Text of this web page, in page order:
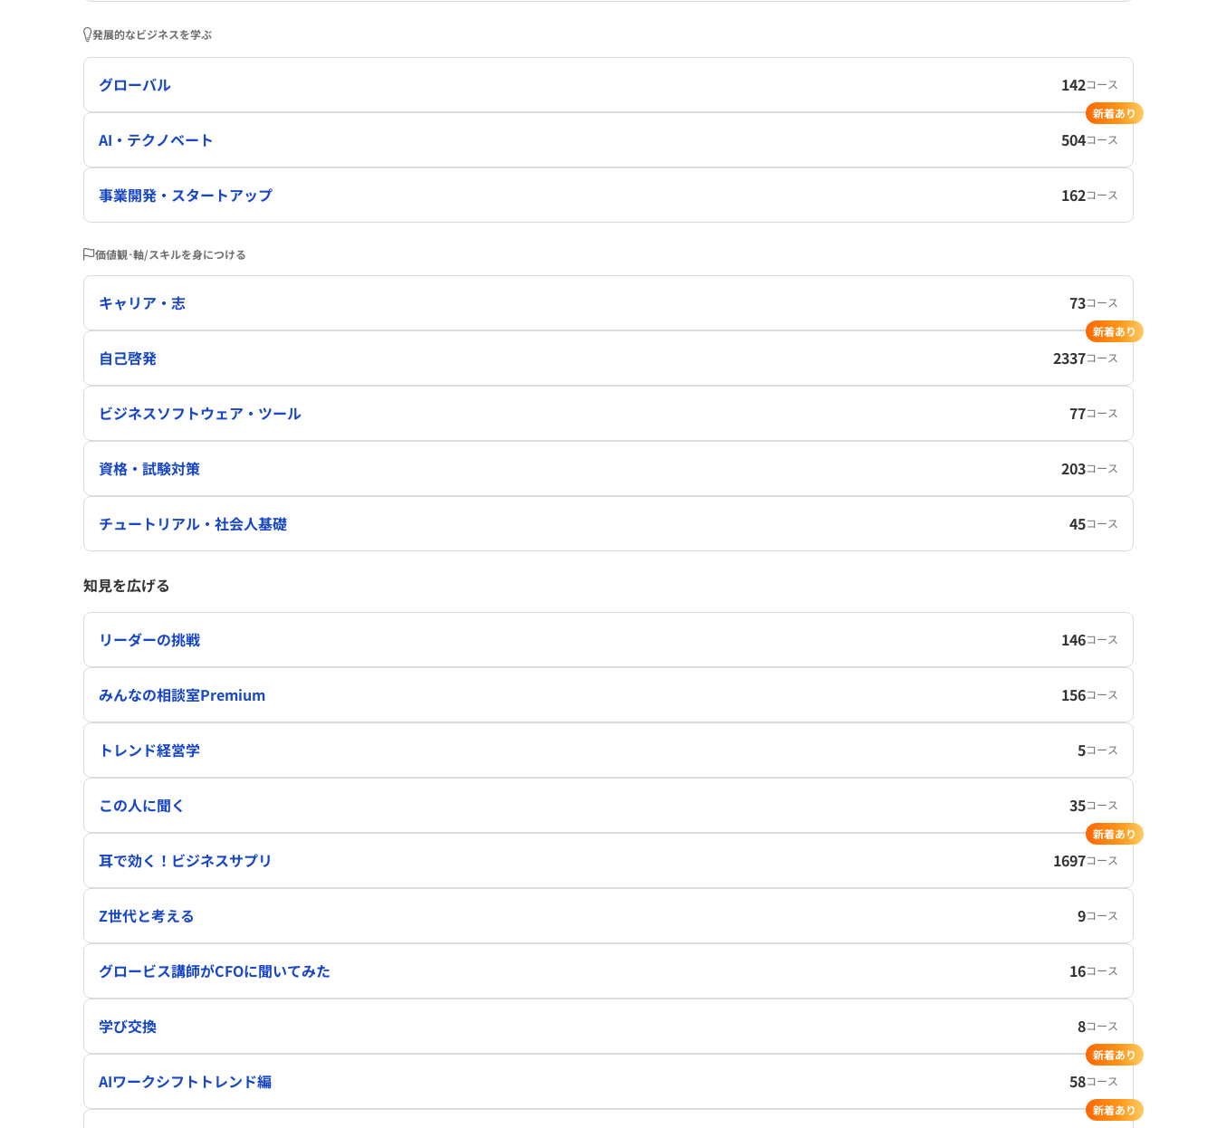
発展的なビジネスを学ぶ
グローバル 142コース
AI・テクノベート 504コース
新着あり
事業開発・スタートアップ 162コース
価値観･軸/スキルを身につける
キャリア・志 73コース
自己啓発 2337コース
新着あり
ビジネスソフトウェア・ツール 77コース
資格・試験対策 203コース
チュートリアル・社会人基礎 45コース
知見を広げる
リーダーの挑戦 146コース
みんなの相談室Premium 156コース
トレンド経営学 5コース
この人に聞く 35コース
耳で効く！ビジネスサプリ 1697コース
新着あり
Z世代と考える 9コース
グロービス講師がCFOに聞いてみた 16コース
学び交換 8コース
AIワークシフトトレンド編 58コース
新着あり
新着あり